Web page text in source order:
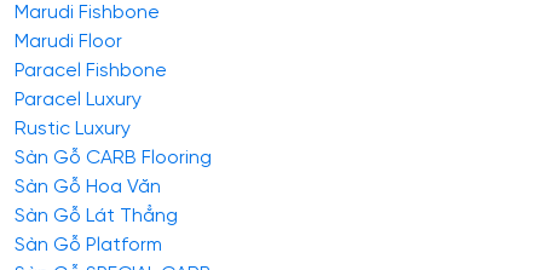
Marudi Fishbone
Marudi Floor
Paracel Fishbone
Paracel Luxury
Rustic Luxury
Sàn Gỗ CARB Flooring
Sàn Gỗ Hoa Văn
Sàn Gỗ Lát Thẳng
Sàn Gỗ Platform